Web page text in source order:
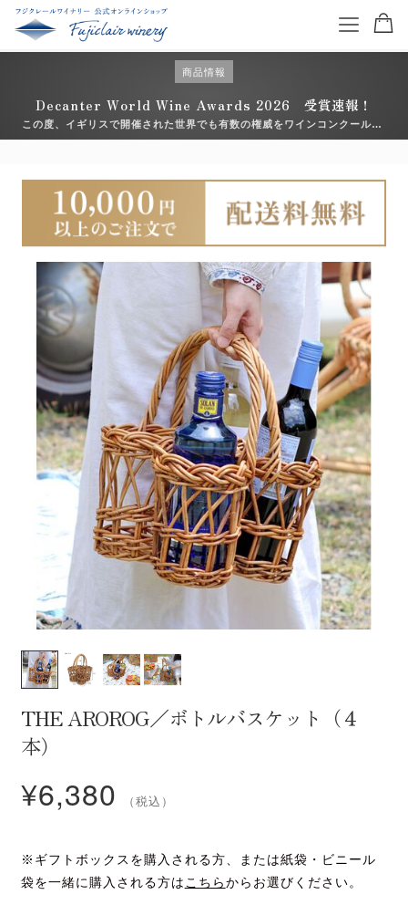
商品一覧
ワイン一覧
コンクール受賞ワイン
お得なワインセット
ギフトセット
白ワイン・オレンジワイン
赤ワイン・ロゼワイン
スパークリングワイン
一升瓶ワイン
今月のおすすめ
セール
百千（momochi）
LADY beetle
商品情報
Decanter World Wine Awards 2026 受賞速報！
この度、イギリスで開催された世界でも有数の権威をワインコンクール
「Decanter World Wine Awards （デキャンタ・ワールド・ワイン・ア
いただけ […]
THE AROROG／ボトルバスケット（４
本）
¥6,380 （税込）
※ギフトボックスを購入される方、または紙袋・ビニール
袋を一緒に購入される方は こちらからお選びください。